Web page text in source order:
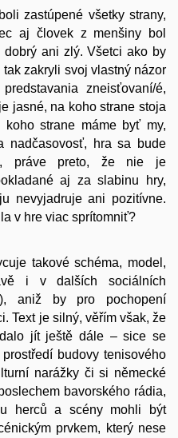
zastúpené všetky strany,
aj človek z menšiny bol
ani zlý. Všetci ako by
tak zakryli svoj vlastný názor
zneisťovaní/é,
jasné, na koho strane stoja
strane máme byť my,
nadčasovosť, hra sa bude
práve preto, že nie je
aj za slabinu hry,
nevyjadruje ani pozitívne.
v hre viac sprítomniť?
takové schéma, model,
i v dalších sociálních
aniž by pro pochopení
Text je silný, věřím však, že
jít ještě dále – sice se
budovy tenisového
narážky či si německé
bavorského rádia,
herců a scény mohli být
prvkem, který nese